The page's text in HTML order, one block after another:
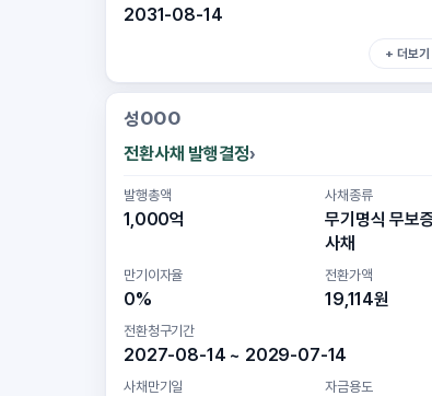
2031-08-14
+ 더보
성OOO
전환사채 발행결정
발행총액
1,000억
사채종류
무기명식 무보
사채
만기이자율
0%
전환가액
19,114원
전환청구기간
2027-08-14 ~ 2029-07-14
사채만기일 자금용도